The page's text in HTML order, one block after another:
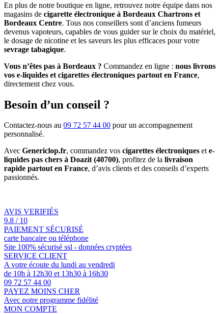
En plus de notre boutique en ligne, retrouvez notre équipe dans nos
magasins de cigarette électronique à Bordeaux Chartrons et
Bordeaux Centre. Tous nos conseillers sont d’anciens fumeurs
devenus vapoteurs, capables de vous guider sur le choix du matériel,
le dosage de nicotine et les saveurs les plus efficaces pour votre
sevrage tabagique.
Vous n’êtes pas à Bordeaux ? Commandez en ligne : nous livrons
vos e-liquides et cigarettes électroniques partout en France,
directement chez vous.
Besoin d’un conseil ?
Contactez-nous au 09 72 57 44 00 pour un accompagnement
personnalisé.
Avec Genericlop.fr, commandez vos cigarettes électroniques ete-
liquides pas chers à Doazit (40700), profitez de la livraison
rapide partout en France, d’avis clients et des conseils d’experts
passionnés.
AVIS VERIFIÉS
9.8 / 10
PAIEMENT SÉCURISÉ
carte bancaire ou téléphone
Site 100% sécurisé ssl - données cryptées
SERVICE CLIENT
A votre écoute du lundi au vendredi
de 10h à 12h30 et 13h30 à 16h30
09 72 57 44 00
PAYEZ MOINS CHER
Avec notre programme fidélité
MON COMPTE